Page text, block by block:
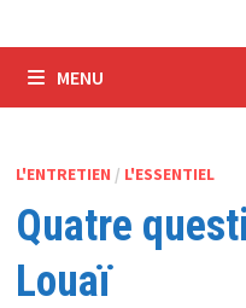
MENU
L'ENTRETIEN / L'ESSENTIEL
Quatre
Louaï